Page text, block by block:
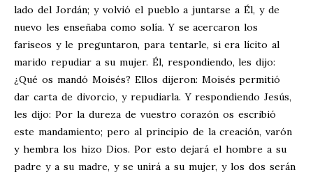
lado del Jordán; y volvió el pueblo a juntarse a Él, y de
nuevo les enseñaba como solía. Y se acercaron los
fariseos y le preguntaron, para tentarle, si era lícito al
marido repudiar a su mujer. Él, respondiendo, les dijo:
¿Qué os mandó Moisés? Ellos dijeron: Moisés permitió
dar carta de divorcio, y repudiarla. Y respondiendo Jesús,
les dijo: Por la dureza de vuestro corazón os escribió
este mandamiento; pero al principio de la creación, varón
y hembra los hizo Dios. Por esto dejará el hombre a su
padre y a su madre, y se unirá a su mujer, y los dos serán